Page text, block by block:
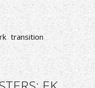
transition